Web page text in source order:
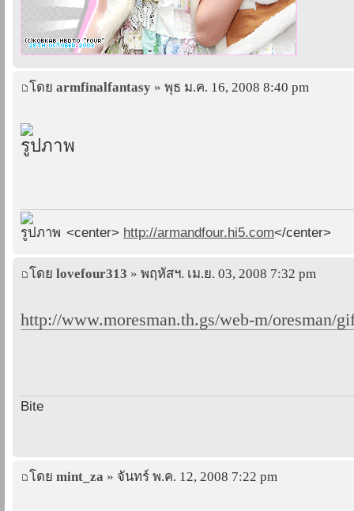
โดย armfinalfantasy » พุธ ม.ค. 16, 2008 8:40 pm
<center> http://armandfour.hi5.com</center>
โดย lovefour313 » พฤหัสฯ. เม.ย. 03, 2008 7:32 pm
http://www.moresman.th.gs/web-m/oresman/
Bite
โดย mint_za » จันทร์ พ.ค. 12, 2008 7:22 pm